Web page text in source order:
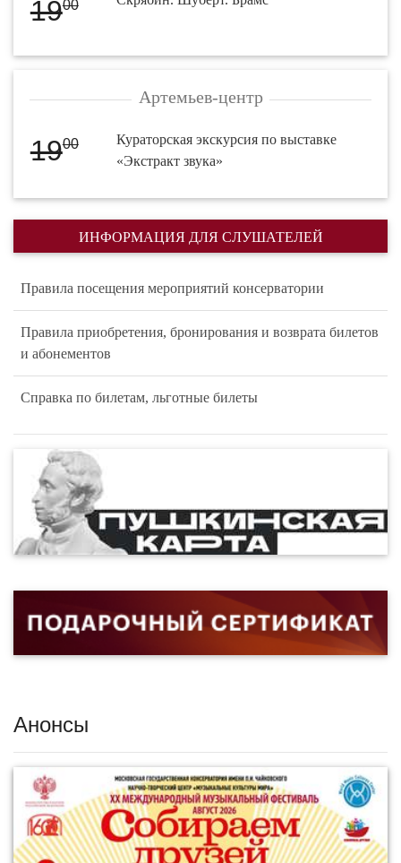
1900
Артемьев-центр
1900
Кураторская экскурсия по выставке
«Экстракт звука»
ИНФОРМАЦИЯ ДЛЯ СЛУШАТЕЛЕЙ
Правила посещения мероприятий консерватории
Правила приобретения, бронирования и возврата билетов
и абонементов
Справка по билетам, льготные билеты
Анонсы